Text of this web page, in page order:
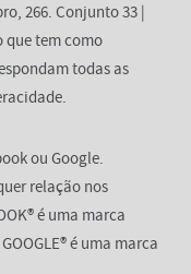
266. Conjunto 33 |
que tem como
todas as
ou Google.
relação nos
é uma marca
é uma marca